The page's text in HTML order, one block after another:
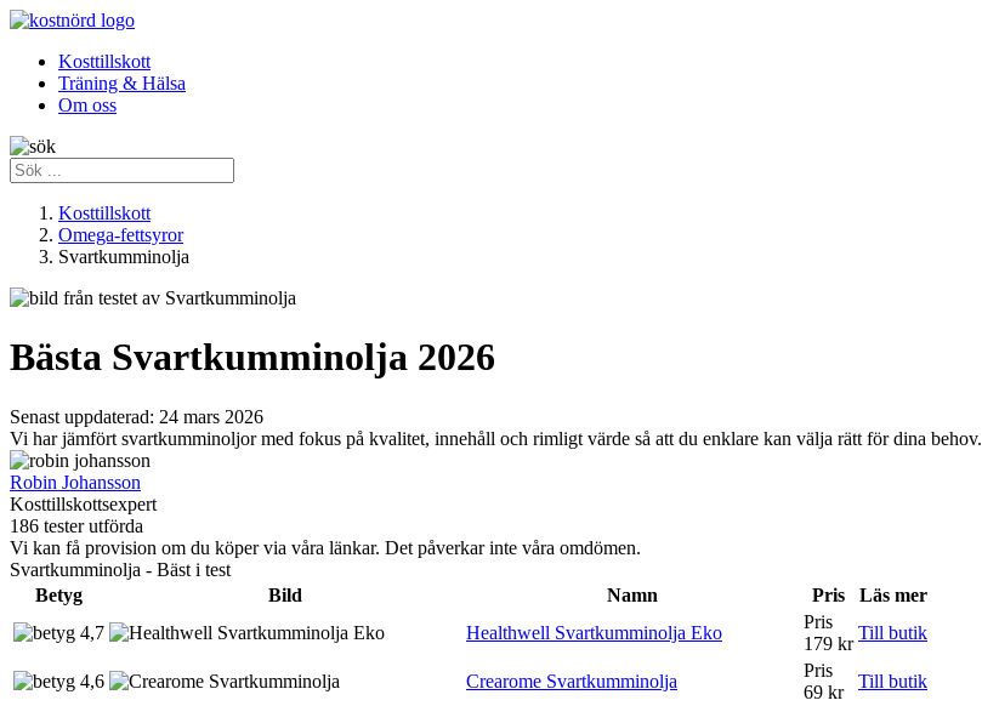
Kosttillskott
Träning & Hälsa
Om oss
Kosttillskott
Omega-fettsyror
Svartkumminolja
Bästa Svartkumminolja 2026
Senast uppdaterad: 24 mars 2026
Vi har jämfört svartkumminoljor med fokus på kvalitet, innehåll och rimligt värde så att du enklare kan välja rätt för dina behov.
Robin Johansson
Kosttillskottsexpert
186 tester utförda
Vi kan få provision om du köper via våra länkar. Det påverkar inte våra omdömen.
Svartkumminolja - Bäst i test
Betyg
Bild Namn Pris
Läs mer
4,7
Healthwell Svartkumminolja Eko
Pris
179 kr
Till butik
4,6 Crearome Svartkumminolja
Pris
69 kr
Till butik